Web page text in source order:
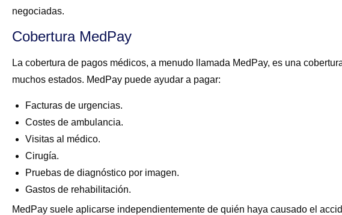
negociadas.
Cobertura MedPay
La cobertura de pagos médicos, a menudo llamada MedPay, es una
muchos estados. MedPay puede ayudar a pagar:
Facturas de urgencias.
Costes de ambulancia.
Visitas al médico.
Cirugía.
Pruebas de diagnóstico por imagen.
Gastos de rehabilitación.
MedPay suele aplicarse independientemente de quién haya causado el